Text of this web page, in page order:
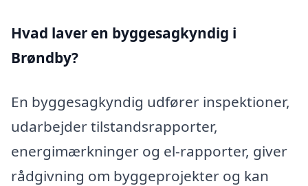
Hvad laver en byggesagkyndig i
Brøndby?
En byggesagkyndig udfører inspektioner,
udarbejder tilstandsrapporter,
energimærkninger og el-rapporter, giver
rådgivning om byggeprojekter og kan